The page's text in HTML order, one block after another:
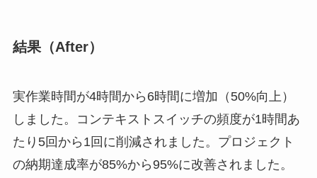
結果（After）
実作業時間が4時間から6時間に増加（50%向上）
しました。コンテキストスイッチの頻度が1時間あ
たり5回から1回に削減されました。プロジェクト
の納期達成率が85%から95%に改善されました。